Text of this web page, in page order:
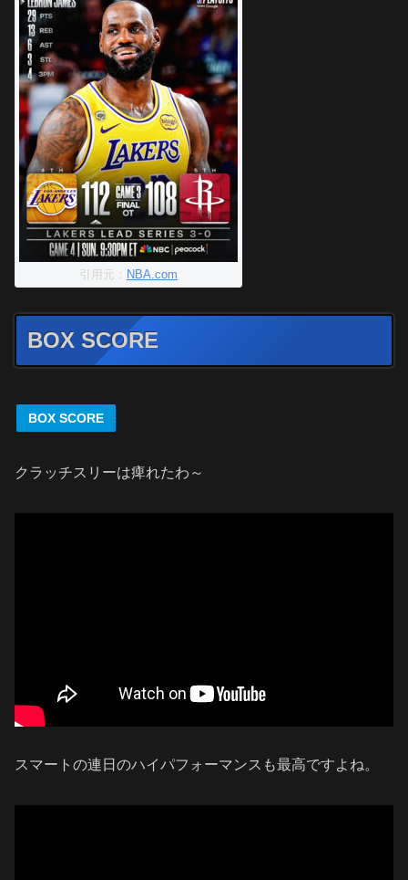
引用元： NBA.com
BOX SCORE
BOX SCORE
クラッチスリーは痺れたわ～
スマートの連日のハイパフォーマンスも最高ですよね。